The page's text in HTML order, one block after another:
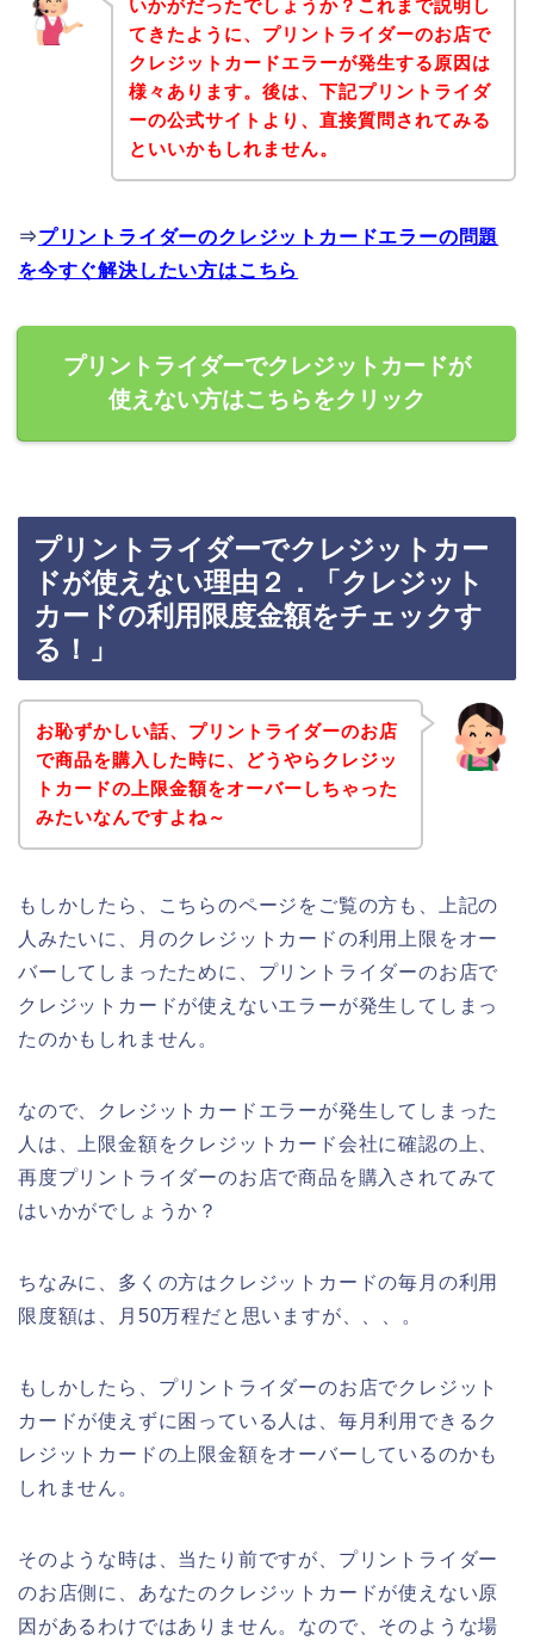
いかがだったでしょうか？これまで説明し
てきたように、プリントライダーのお店で
クレジットカードエラーが発生する原因は
様々あります。後は、下記プリントライダ
ーの公式サイトより、直接質問されてみる
といいかもしれません。
⇒プリントライダーのクレジットカードエラーの問題
を今すぐ解決したい方はこちら
プリントライダーでクレジットカードが
使えない方はこちらをクリック
プリントライダーでクレジットカー
ドが使えない理由２．「クレジット
カードの利用限度金額をチェックす
る！」
お恥ずかしい話、プリントライダーのお店
で商品を購入した時に、どうやらクレジッ
トカードの上限金額をオーバーしちゃった
みたいなんですよね～
もしかしたら、こちらのページをご覧の方も、上記の
人みたいに、月のクレジットカードの利用上限をオー
バーしてしまったために、プリントライダーのお店で
クレジットカードが使えないエラーが発生してしまっ
たのかもしれません。
なので、クレジットカードエラーが発生してしまった
人は、上限金額をクレジットカード会社に確認の上、
再度プリントライダーのお店で商品を購入されてみて
はいかがでしょうか？
ちなみに、多くの方はクレジットカードの毎月の利用
限度額は、月50万程だと思いますが、、、。
もしかしたら、プリントライダーのお店でクレジット
カードが使えずに困っている人は、毎月利用できるク
レジットカードの上限金額をオーバーしているのかも
しれません。
そのような時は、当たり前ですが、プリントライダー
のお店側に、あなたのクレジットカードが使えない原
因があるわけではありません。なので、そのような場